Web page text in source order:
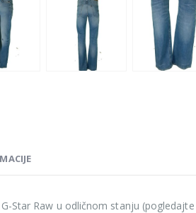
Star Raw u odličnom stanju